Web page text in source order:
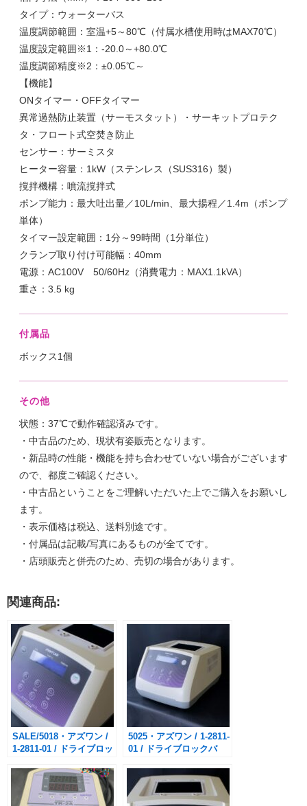
タイプ：ウォーターバス
温度調節範囲：室温+5～80℃（付属水槽使用時はMAX70℃）
温度設定範囲※1：-20.0～+80.0℃
温度調節精度※2：±0.05℃～
【機能】
ONタイマー・OFFタイマー
異常過熱防止装置（サーモスタット）・サーキットプロテク
タ・フロート式空焚き防止
センサー：サーミスタ
ヒーター容量：1kW（ステンレス（SUS316）製）
撹拌機構：噴流撹拌式
ポンプ能力：最大吐出量／10L/min、最大揚程／1.4m（ポンプ
単体）
タイマー設定範囲：1分～99時間（1分単位）
クランプ取り付け可能幅：40mm
電源：AC100V 50/60Hz（消費電力：MAX1.1kVA）
重さ：3.5 kg
付属品
ボックス1個
その他
状態：37℃で動作確認済みです。
・中古品のため、現状有姿販売となります。
・新品時の性能・機能を持ち合わせていない場合がございます
ので、都度ご確認ください。
・中古品ということをご理解いただいた上でご購入をお願いし
ます。
・表示価格は税込、送料別途です。
・付属品は記載/写真にあるものが全てです。
・店頭販売と併売のため、売切の場合があります。
関連商品:
SALE/5018・アズワン /
1-2811-01 / ドライブロッ
ト / 未使用品
5025・アズワン / 1-2811-
01 / ドライブロックバ